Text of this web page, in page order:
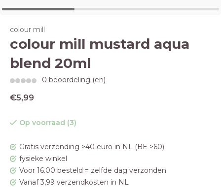
colour mill
colour mill mustard aqua
blend 20ml
0 beoordeling (en)
€5,99
Op voorraad (3)
Gratis verzending >40 euro in NL (BE >60)
fysieke winkel
Voor 16.00 besteld = zelfde dag verzonden
Vanaf 3,99 verzendkosten in NL